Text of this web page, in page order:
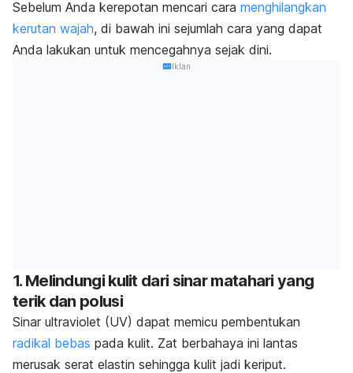
Sebelum Anda kerepotan mencari cara menghilangkan
kerutan wajah, di bawah ini sejumlah cara yang dapat
Anda lakukan untuk mencegahnya sejak dini.
Iklan
1. Melindungi kulit dari sinar matahari yang
terik dan polusi
Sinar ultraviolet (UV) dapat memicu pembentukan
radikal bebas pada kulit. Zat berbahaya ini lantas
merusak serat elastin sehingga kulit jadi keriput.